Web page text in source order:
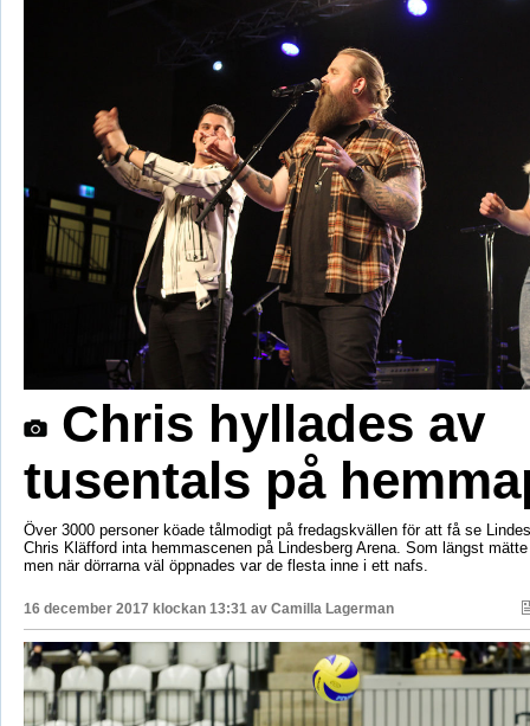
Chris hyllades av
tusentals på
Över 3000 personer köade tålmodigt på fredagskvällen för att få se
Chris Kläfford inta hemmascenen på Lindesberg Arena. Som längst
men när dörrarna väl öppnades var de flesta inne i ett nafs.
16 december 2017 klockan 13:31 av Camilla Lagerman